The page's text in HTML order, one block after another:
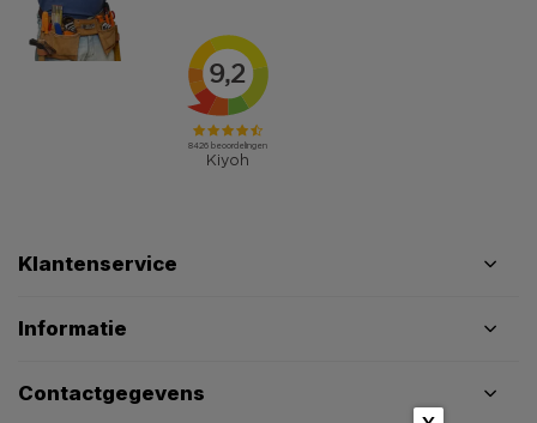
Klantenservice
Informatie
Contactgegevens